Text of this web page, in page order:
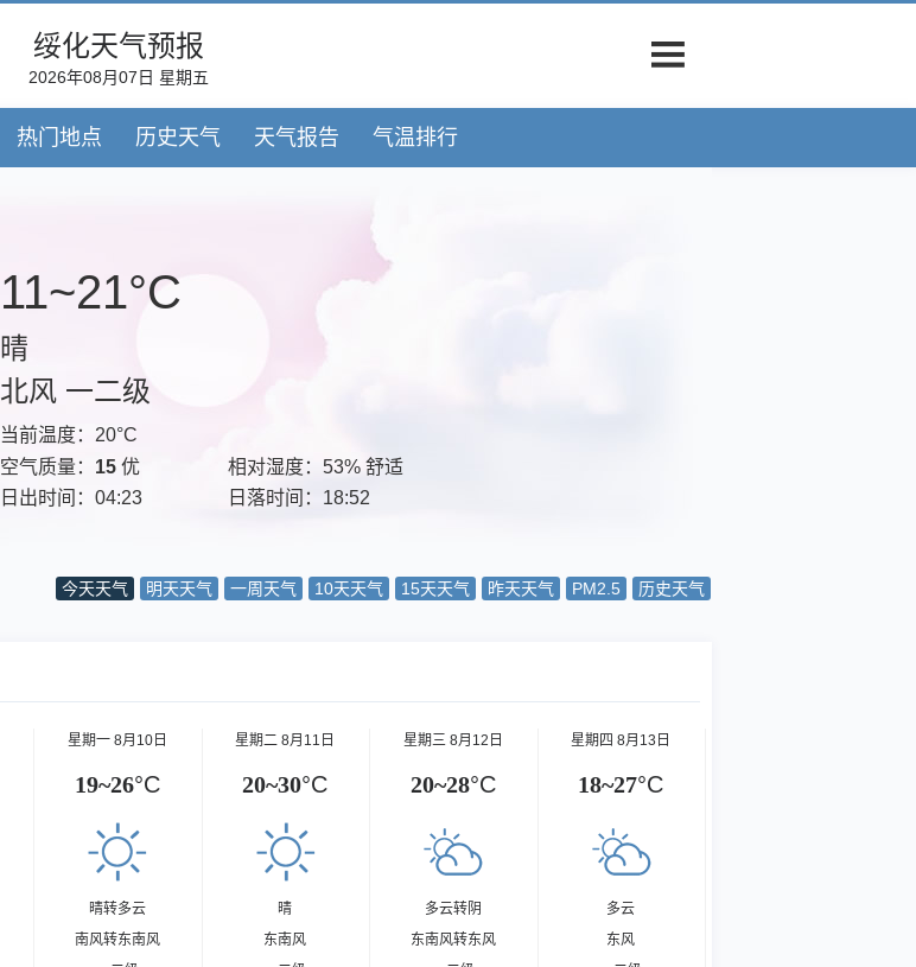
绥化天气预报
2026年08月07日 星期五
热门地点 历史天气 天气报告 气温排行
11~21°C
晴
北风 一二级
当前温度：20°C
空气质量： 15 优
相对湿度：53% 舒适
日出时间：04:23
日落时间：18:52
今天天气 明天天气 一周天气 10天天气 15天天气 昨天天气 PM2.5 历史天气
星期一 8月10日
19~26°C
晴转多云
南风转东南风
星期二 8月11日
20~30°C
晴
东南风
星期三 8月12日
20~28°C
多云转阴
东南风转东风
星期四 8月13日
18~27°C
多云
东风